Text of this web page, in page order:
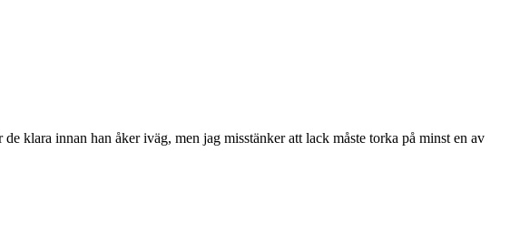
klara innan han åker iväg, men jag misstänker att lack måste torka på minst en av